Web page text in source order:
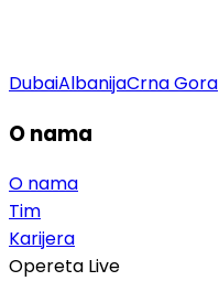
DubaiAlbanijaCrna Gora
O nama
O nama
Tim
Karijera
Opereta Live